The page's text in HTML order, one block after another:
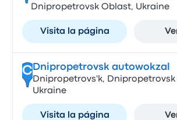
Dnipropetrovsk Oblast, Ukraine
Visita la página
CDnipropetrovsk autowokzal
Dnipropetrovs'k, Dnipropetrovsk
Ukraine
Visita la página